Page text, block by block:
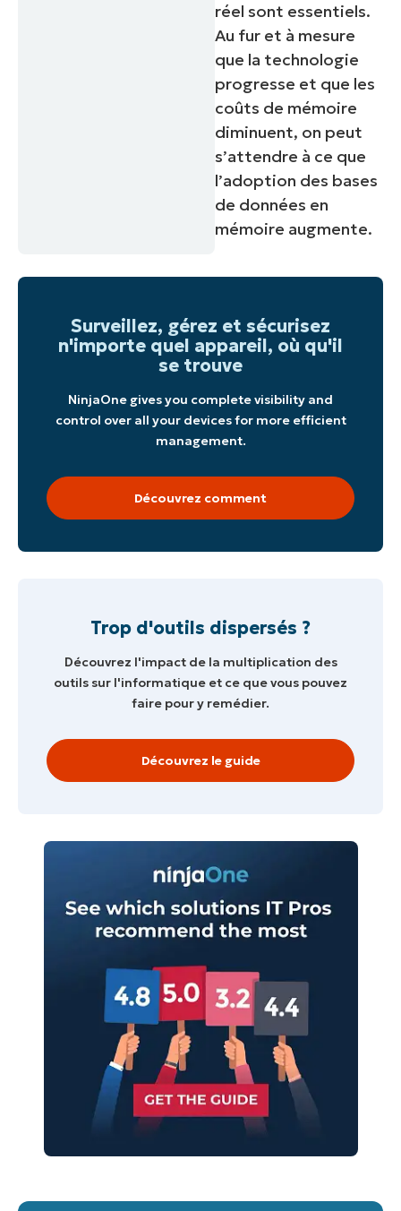
réel sont essentiels.
Au fur et à mesure
que la technologie
progresse et que les
coûts de mémoire
diminuent, on peut
s’attendre à ce que
l’adoption des bases
de données en
mémoire augmente.
Surveillez, gérez et sécurisez
n'importe quel appareil, où qu'il
se trouve
NinjaOne gives you complete visibility and
control over all your devices for more efficient
management.
Découvrez comment
Trop d'outils dispersés ?
Découvrez l'impact de la multiplication des
outils sur l'informatique et ce que vous pouvez
faire pour y remédier.
Découvrez le guide